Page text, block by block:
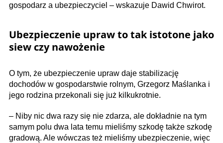
gospodarz a ubezpieczyciel – wskazuje Dawid Chwirot.
Ubezpieczenie upraw to tak istotone jako
siew czy nawożenie
O tym, że ubezpieczenie upraw daje stabilizację
dochodów w gospodarstwie rolnym, Grzegorz Maślanka i
jego rodzina przekonali się już kilkukrotnie.
– Niby nic dwa razy się nie zdarza, ale dokładnie na tym
samym polu dwa lata temu mieliśmy szkodę także szkodę
gradową. Ale wówczas też mieliśmy ubezpieczenie, więc